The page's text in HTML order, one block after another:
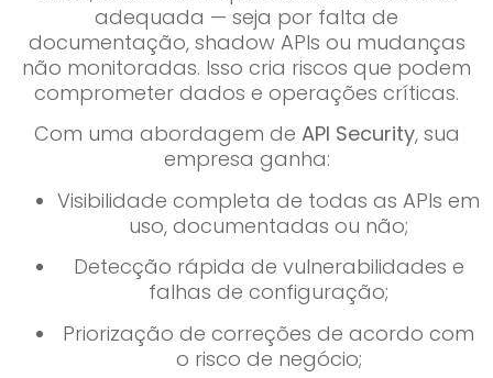
adequada — seja por falta de
documentação, shadow APIs ou mudanças
não monitoradas. Isso cria riscos que podem
comprometer dados e operações críticas.
Com uma abordagem de API Security, sua
empresa ganha:
Visibilidade completa de todas as APIs em
uso, documentadas ou não;
Detecção rápida de vulnerabilidades e
falhas de configuração;
Priorização de correções de acordo com
o risco de negócio;